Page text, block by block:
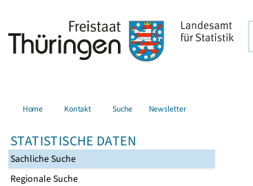
Home Kontakt Suche Newsletter
STATISTISCHE DATEN
Sachliche Suche
Regionale Suche